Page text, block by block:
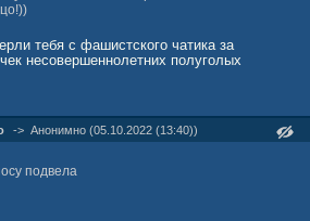
тебя с фашистского чатика за
несовершеннолетних полуголых
-> Анонимно (05.10.2022 (13:40))
подвела